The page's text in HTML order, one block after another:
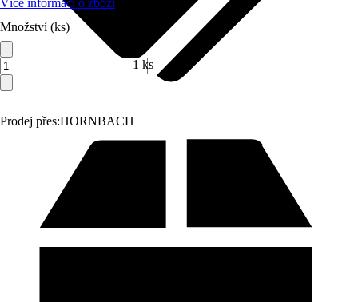
Prodej přes:HORNBACH
Více informací o zboží
Množství (ks)
1 ks